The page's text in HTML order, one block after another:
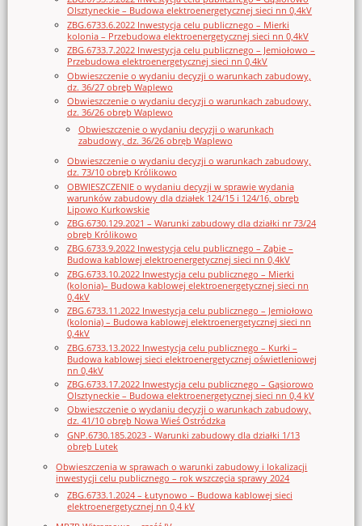
Olsztyneckie – Budowa elektroenergetycznej sieci nn 0,4kV
ZBG.6733.6.2022 Inwestycja celu publicznego – Mierki
kolonia – Przebudowa elektroenergetycznej sieci nn 0,4kV
ZBG.6733.7.2022 Inwestycja celu publicznego – Jemiołowo –
Przebudowa elektroenergetycznej sieci nn 0,4kV
Obwieszczenie o wydaniu decyzji o warunkach zabudowy,
dz. 36/27 obręb Waplewo
Obwieszczenie o wydaniu decyzji o warunkach zabudowy,
dz. 36/26 obręb Waplewo
Obwieszczenie o wydaniu decyzji o warunkach
zabudowy, dz. 36/26 obręb Waplewo
Obwieszczenie o wydaniu decyzji o warunkach zabudowy,
dz. 73/10 obręb Królikowo
OBWIESZCZENIE o wydaniu decyzji w sprawie wydania
warunków zabudowy dla działek 124/15 i 124/16, obręb
Lipowo Kurkowskie
ZBG.6730.129.2021 – Warunki zabudowy dla działki nr 73/24
obręb Królikowo
ZBG.6733.9.2022 Inwestycja celu publicznego – Ząbie –
Budowa kablowej elektroenergetycznej sieci nn 0,4kV
ZBG.6733.10.2022 Inwestycja celu publicznego – Mierki
(kolonia)– Budowa kablowej elektroenergetycznej sieci nn
0,4kV
ZBG.6733.11.2022 Inwestycja celu publicznego – Jemiołowo
(kolonia) – Budowa kablowej elektroenergetycznej sieci nn
0,4kV
ZBG.6733.13.2022 Inwestycja celu publicznego – Kurki –
Budowa kablowej sieci elektroenergetycznej oświetleniowej
nn 0,4kV
ZBG.6733.17.2022 Inwestycja celu publicznego – Gąsiorowo
Olsztyneckie – Budowa elektroenergetycznej sieci nn 0,4 kV
Obwieszczenie o wydaniu decyzji o warunkach zabudowy,
dz. 41/10 obręb Nowa Wieś Ostródzka
GNP.6730.185.2023 - Warunki zabudowy dla działki 1/13
obręb Lutek
Obwieszczenia w sprawach o warunki zabudowy i lokalizacji
inwestycji celu publicznego – rok wszczęcia sprawy 2024
ZBG.6733.1.2024 – Łutynowo – Budowa kablowej sieci
elektroenergetycznej nn 0,4 kV